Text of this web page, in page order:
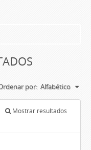
por: Alfabético
Mostrar resultados